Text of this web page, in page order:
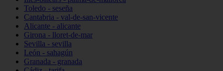
Toledo - seseña
Cantabria - val-de-san-vicente
Alicante - alicante
Girona - lloret-de-mar
Sevilla - sevilla
León - sahagún
Granada - granada